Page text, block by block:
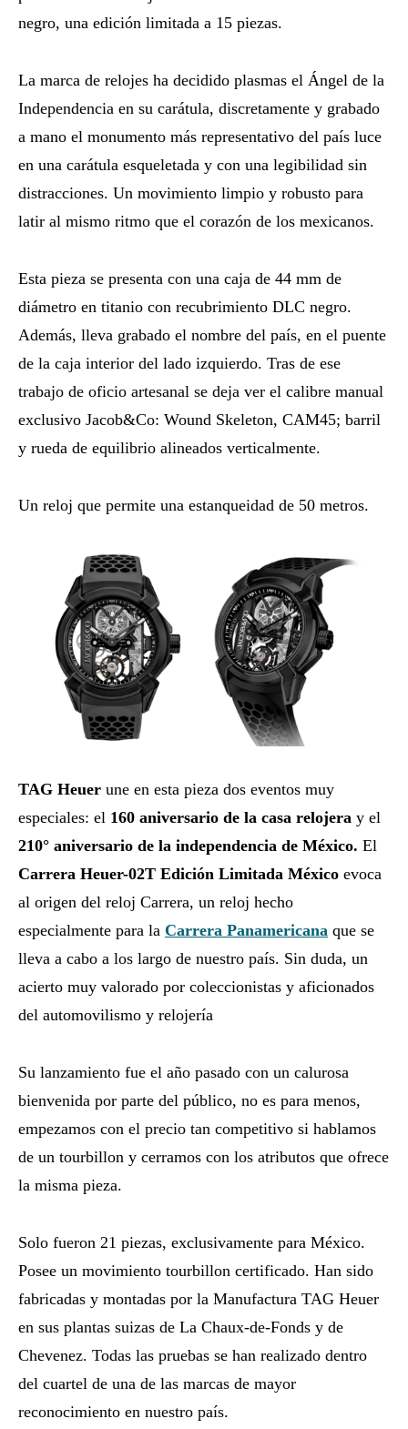
negro, una edición limitada a 15 piezas.
La marca de relojes ha decidido plasmas el Ángel de la
Independencia en su carátula, discretamente y grabado
a mano el monumento más representativo del país luce
en una carátula esqueletada y con una legibilidad sin
distracciones. Un movimiento limpio y robusto para
latir al mismo ritmo que el corazón de los mexicanos.
Esta pieza se presenta con una caja de 44 mm de
diámetro en titanio con recubrimiento DLC negro.
Además, lleva grabado el nombre del país, en el puente
de la caja interior del lado izquierdo. Tras de ese
trabajo de oficio artesanal se deja ver el calibre manual
exclusivo Jacob&Co: Wound Skeleton, CAM45; barril
y rueda de equilibrio alineados verticalmente.
Un reloj que permite una estanqueidad de 50 metros.
TAG Heuer une en esta pieza dos eventos muy
especiales: el 160 aniversario de la casa relojera y el
210° aniversario de la independencia de México. El
Carrera Heuer-02T Edición Limitada México evoca
al origen del reloj Carrera, un reloj hecho
especialmente para la Carrera Panamericana que se
lleva a cabo a los largo de nuestro país. Sin duda, un
acierto muy valorado por coleccionistas y aficionados
del automovilismo y relojería
Su lanzamiento fue el año pasado con un calurosa
bienvenida por parte del público, no es para menos,
empezamos con el precio tan competitivo si hablamos
de un tourbillon y cerramos con los atributos que ofrece
la misma pieza.
Solo fueron 21 piezas, exclusivamente para México.
Posee un movimiento tourbillon certificado. Han sido
fabricadas y montadas por la Manufactura TAG Heuer
en sus plantas suizas de La Chaux-de-Fonds y de
Chevenez. Todas las pruebas se han realizado dentro
del cuartel de una de las marcas de mayor
reconocimiento en nuestro país.